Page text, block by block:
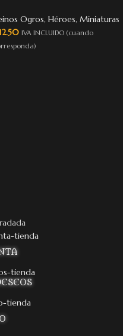
Ogros, Héroes, Miniaturas
IVA INCLUIDO (cuando